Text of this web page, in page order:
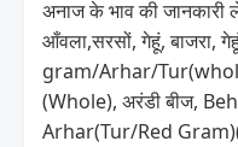
अनाज के भाव की
आँवला,सरसों, गेहूं, बाजरा,
gram/Arhar/
(Whole), अरंडी बीज,
Arhar(Tur/Red